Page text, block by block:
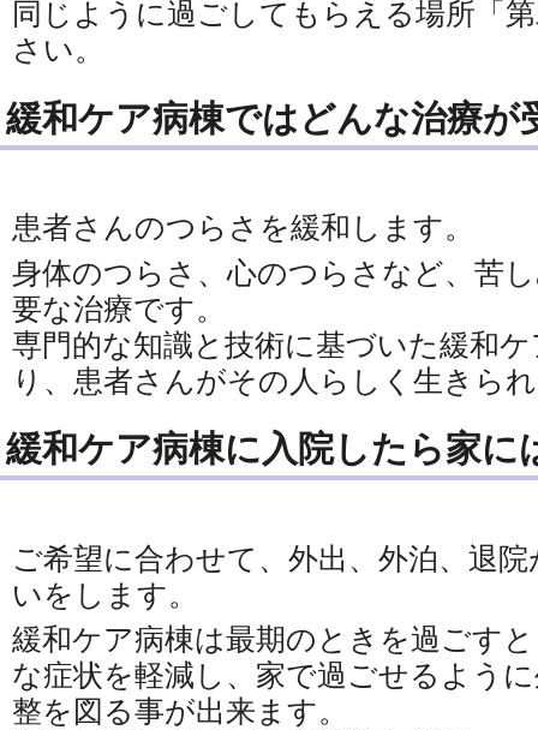
同じように過ごしてもらえる場所「
さい。
緩和ケア病棟ではどんな治療が
患者さんのつらさを緩和します。
身体のつらさ、心のつらさなど、苦
要な治療です。
専門的な知識と技術に基づいた緩和
り、患者さんがその人らしく生きら
緩和ケア病棟に入院したら家に
ご希望に合わせて、外出、外泊、退
いをします。
緩和ケア病棟は最期のときを過ごす
な症状を軽減し、家で過ごせるよう
整を図る事が出来ます。